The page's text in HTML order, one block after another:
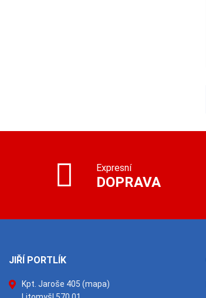
Expresní
DOPRAVA
JIŘÍ PORTLÍK
Kpt. Jaroše 405 (mapa)